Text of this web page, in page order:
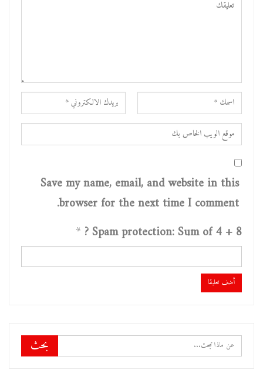
Save my name, email, and website in this
browser for the next time I comment.
Spam protection: Sum of 4 + 8 ?
*